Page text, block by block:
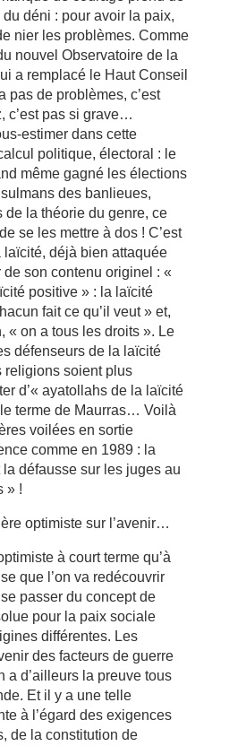
déni : pour avoir la paix,
nier les problèmes. Comme
nouvel Observatoire de la
a remplacé le Haut Conseil
pas de problèmes, c’est
c’est pas si grave…
estimer dans cette
politique, électoral : le
même gagné les élections
des banlieues,
de la théorie du genre, ce
se les mettre à dos ! C’est
déjà bien attaquée
de son contenu originel : «
positive » : la laïcité
fait ce qu’il veut » et,
« on a tous les droits ». Le
défenseurs de la laïcité
religions soient plus
d’« ayatollahs de la laïcité
terme de Maurras… Voilà
voilées en sortie
comme en 1989 : la
défausse sur les juges au
» !
optimiste sur l’avenir…
à court terme qu’à
que l’on va redécouvrir
passer du concept de
pour la paix sociale
différentes. Les
des facteurs de guerre
a d’ailleurs la preuve tous
Et il y a une telle
à l’égard des exigences
de la constitution de